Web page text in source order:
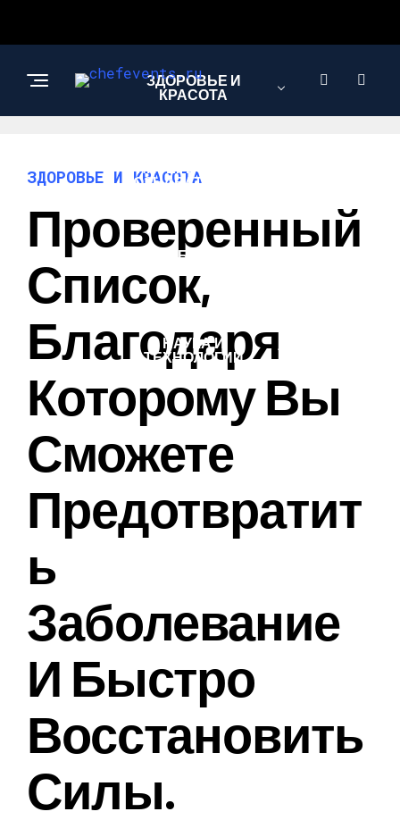
ЗДОРОВЬЕ И
КРАСОТА
ИНТЕРЕСНОЕ И
ПОЗНАВАТЕЛЬНОЕ
ЛЮБОВЬ И
НАУКА И
ТЕХНОЛОГИИ
ЗДОРОВЬЕ И КРАСОТА
Проверенный
Список,
Благодаря
Которому Вы
Сможете
Предотвратит
Ь
Заболевание
И Быстро
Восстановить
Силы.